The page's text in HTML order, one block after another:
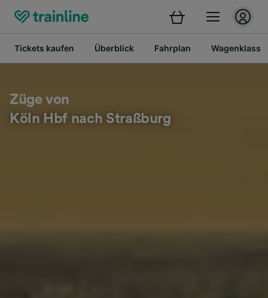
Tickets kaufen Überblick Fahrplan
Züge von
Köln Hbf nach Straßburg